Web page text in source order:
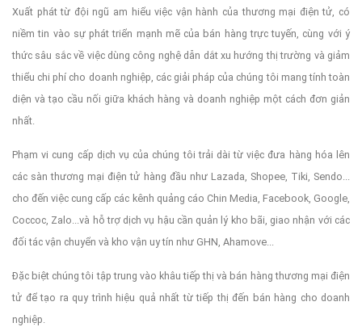
Xuất phát từ đội ngũ am hiểu việc vận hành của thương mại điện tử, có
niềm tin vào sự phát triển mạnh mẽ của bán hàng trực tuyến, cùng với ý
thức sâu sắc về việc dùng công nghệ dẫn dắt xu hướng thị trường và giảm
thiểu chi phí cho doanh nghiệp, các giải pháp của chúng tôi mang tính toàn
diện và tạo cầu nối giữa khách hàng và doanh nghiệp một cách đơn giản
nhất.
Phạm vi cung cấp dịch vụ của chúng tôi trải dài từ việc đưa hàng hóa lên
các sàn thương mại điện tử hàng đầu như Lazada, Shopee, Tiki, Sendo...
cho đến việc cung cấp các kênh quảng cáo Chin Media, Facebook, Google,
Coccoc, Zalo...và hỗ trợ dịch vụ hậu cần quản lý kho bãi, giao nhận với các
đối tác vận chuyển và kho vận uy tín như GHN, Ahamove...
Đặc biệt chúng tôi tập trung vào khâu tiếp thị và bán hàng thương mại điện
tử để tạo ra quy trình hiệu quả nhất từ tiếp thị đến bán hàng cho doanh
nghiệp.